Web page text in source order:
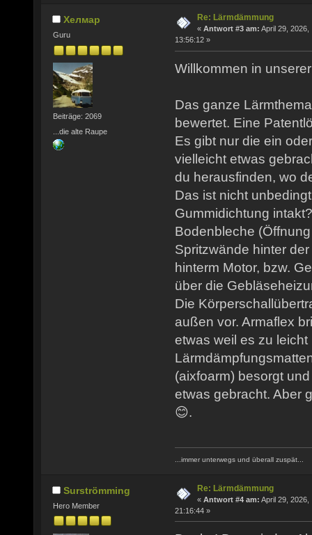
Хелмар
Guru
Beiträge: 2069
...die alte Raupe
Re: Lärmdämmung
« Antwort #3 am: April 29, 2026,
13:56:12 »
Willkommen in
Das ganze
bewertet. Eine
Es gibt nur die ein
vielleicht etwas
du herausfinden, wo
Das ist nicht
Gummidichtung
Bodenbleche
Spritzwände hinter
hinterm Motor, bzw.
über die
Die
außen vor. Armaflex
etwas weil es zu
(aixfoarm) besorgt
etwas gebracht. Aber
😊.
...immer unterwegs und überall zuspät...
Surströmming
Hero Member
Re: Lärmdämmung
« Antwort #4 am: April 29, 2026,
21:16:44 »